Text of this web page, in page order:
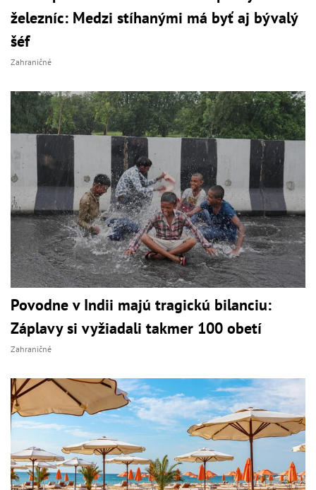
železníc: Medzi stíhanými má byť aj bývalý
šéf
Zahraničné
Povodne v Indii majú tragickú bilanciu:
Záplavy si vyžiadali takmer 100 obetí
Zahraničné